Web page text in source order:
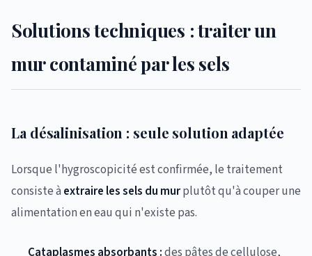
Solutions techniques : traiter un
mur contaminé par les sels
La désalinisation : seule solution adaptée
Lorsque l'hygroscopicité est confirmée, le traitement
consiste à extraire les sels du murplutôt qu'à couper une
alimentation en eau qui n'existe pas.
Cataplasmes absorbants :des pâtes de cellulose,